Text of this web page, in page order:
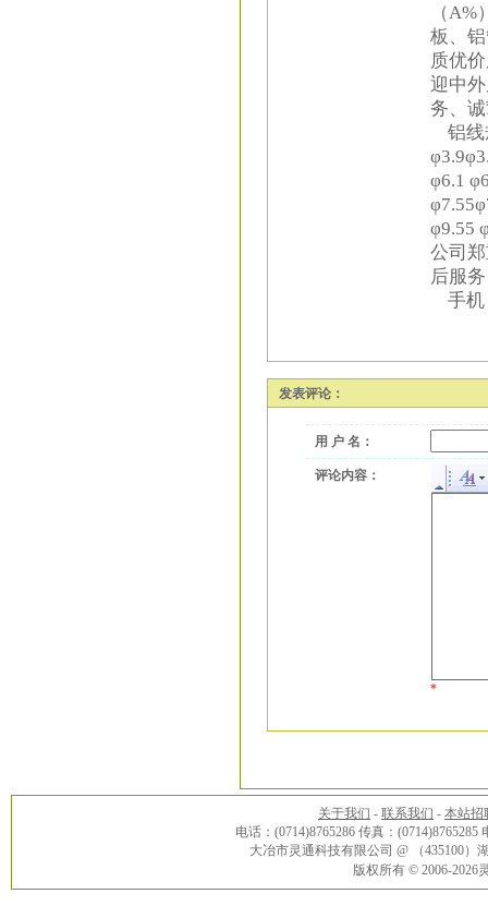
（
板、
质优
迎中
务、
铝线
φ6.1
φ9.55
公司
后服
手机
发表评论：
用 户 名：
评论内容：
*
关于我们 - 联系我们 - 本站招
电话：(0714)8765286 传真：(0714)8765285
大冶市灵通科技有限公司 @ （435100
版权所有 © 2006-2026